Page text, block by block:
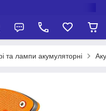
та лампи акумуляторні